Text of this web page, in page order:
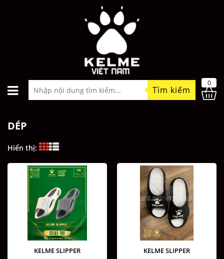
Tìm kiếm
0
DÉP
Hiển thị:
KELME SLIPPER KELME SLIPPER